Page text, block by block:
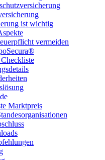
ist wichtig
vermeiden
Marktpreis